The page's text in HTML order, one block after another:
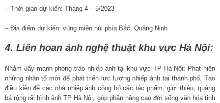
– Thời gian dự kiến: Tháng 4 – 5/2023
– Địa điểm dự kiến: vùng miền núi phía Bắc, Quảng Ninh
4. Liên hoan ảnh nghệ thuật khu vực Hà Nội:
Nhằm đẩy mạnh phong trào nhiếp ảnh tại khu vực TP Hà Nội; Phát hiện
những nhân tố mới để phát triển lực lượng nhiếp ảnh tại thành phố. Tạo
điều kiện để các nhà nhiếp ảnh công bố các tác phẩm, giới thiệu, quảng
bá rộng rãi hình ảnh TP Hà Nội, góp phần nâng cao đời sống văn hóa tinh